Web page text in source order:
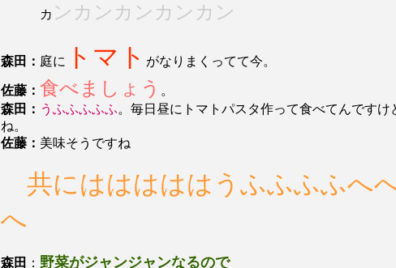
カ ンカンカンカンカン
森田： 庭に トマト がなりまくってて今。
佐藤： 食べましょう 。
森田： うふふふふふ。毎日昼にトマトパスタ作って食べてんですけ
ね。
佐藤： 美味そうですね
共にはははははうふふふふへ
へ
森田 ： 野菜がジャンジャンなるので